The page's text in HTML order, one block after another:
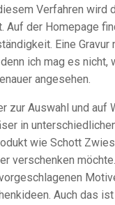
Verfahren wird
Auf der Homepage
Eine Gravur
ich mag es nicht,
angesehen.
Auswahl und auf
in
wie Schott
verschenken
Auch das